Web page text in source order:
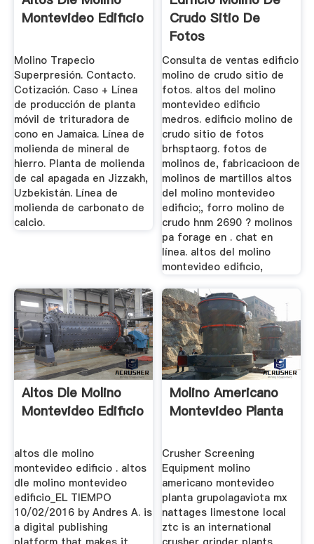
Montevideo Edificio
Molino Trapecio
Superpresión. Contacto.
Cotización. Caso + Línea
de producción de planta
móvil de trituradora de
cono en Jamaica. Línea de
molienda de mineral de
hierro. Planta de molienda
de cal apagada en Jizzakh,
Uzbekistán. Línea de
molienda de carbonato de
calcio.
Crudo Sitio De
Fotos
Consulta de ventas edificio
molino de crudo sitio de
fotos. altos del molino
montevideo edificio
medros. edificio molino de
crudo sitio de fotos
brhsptaorg. fotos de
molinos de, fabricacioon de
molinos de martillos altos
del molino montevideo
edificio;, forro molino de
crudo hnm 2690 ? molinos
pa forage en . chat en
línea. altos del molino
montevideo edificio,
Altos Dle Molino
Montevideo Edificio
altos dle molino
montevideo edificio . altos
dle molino montevideo
edificio_EL TIEMPO
10/02/2016 by Andres A. is
a digital publishing
Molino Americano
Montevideo Planta
Crusher Screening
Equipment molino
americano montevideo
planta grupolagaviota mx
nattages limestone local
ztc is an international